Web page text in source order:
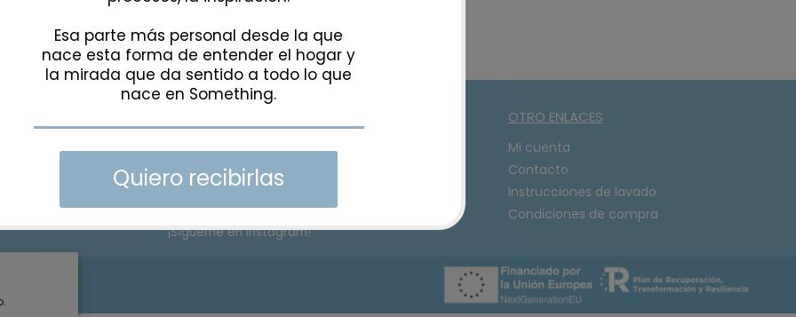
hola@somethingspecial.es
DIRECCIÓN:C/Gudari 15, 48340
Amorebieta, Bizkaia
¡Sígueme en Instagram!
OTRO ENLACES
Mi cuenta
Contacto
Instrucciones de lavado
Condiciones de compra